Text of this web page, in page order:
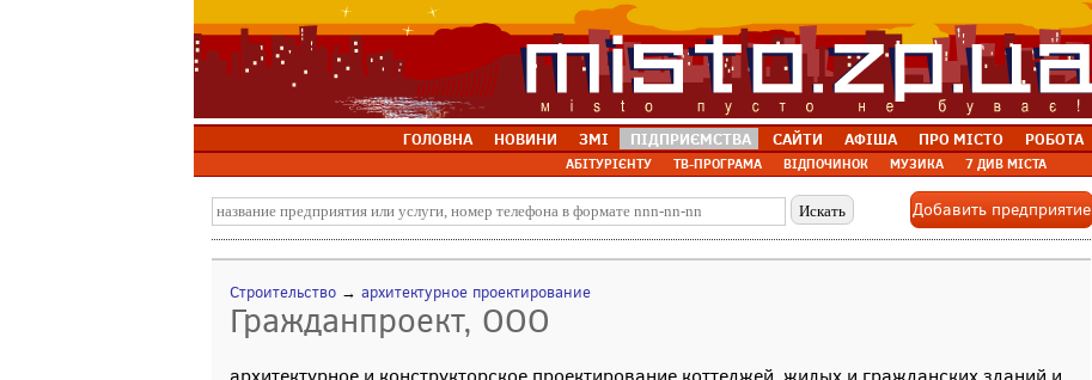
ГОЛОВНА НОВИНИ ЗМІ ПІДПРИЄМСТВА САЙТИ АФІША ПРО МІСТО РОБОТА
АБІТУРІЄНТУ ТВ-ПРОГРАМА ВІДПОЧИНОК МУЗИКА 7 ДИВ МІСТА
Добавить предприятие
Строительство → архитектурное проектирование
Гражданпроект, ООО